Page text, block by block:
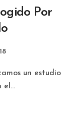
Por
el...